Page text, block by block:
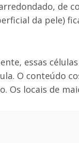
de
da pele)
essas
O conteúdo
Os locais de